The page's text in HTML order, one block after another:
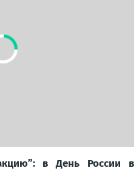
в День России в